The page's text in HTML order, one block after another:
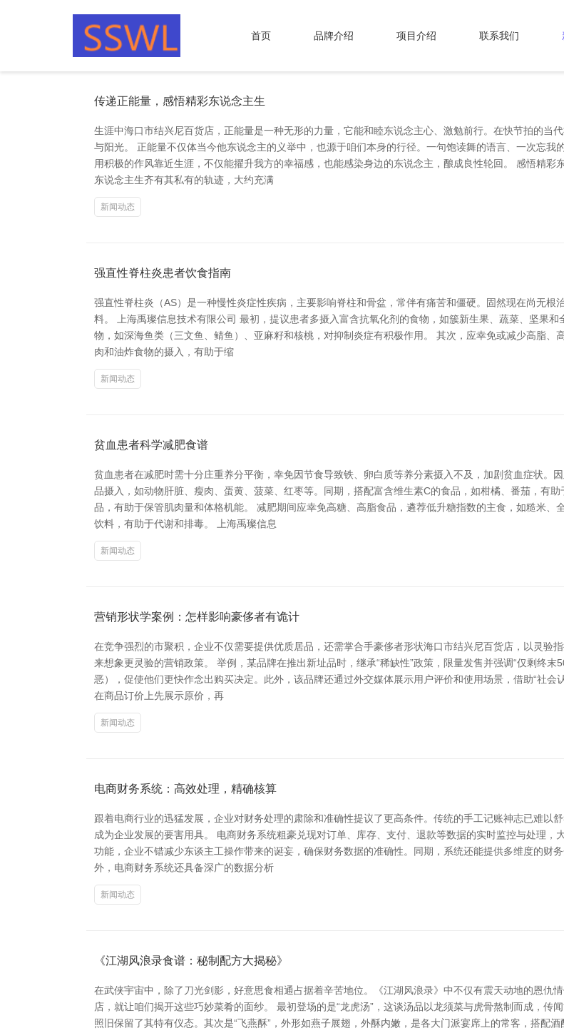
首页 品牌介绍 项目介绍 联系我们
传递正能量，感悟精彩东说念主生
生涯中海口市结兴尼百货店，正能量是一种无形的力量，它能和睦东说念主心、激勉前行。在快节拍的当
与阳光。 正能量不仅体当今他东说念主的义举中，也源于咱们本身的行径。一句饱读舞的语言、一次忘
用积极的作风靠近生涯，不仅能擢升我方的幸福感，也能感染身边的东说念主，酿成良性轮回。 感悟精
东说念主生齐有其私有的轨迹，大约充满
新闻动态
强直性脊柱炎患者饮食指南
强直性脊柱炎（AS）是一种慢性炎症性疾病，主要影响脊柱和骨盆，常伴有痛苦和僵硬。固然现在尚无
料。 上海禹璨信息技术有限公司 最初，提议患者多摄入富含抗氧化剂的食物，如簇新生果、蔬菜、坚果
物，如深海鱼类（三文鱼、鲭鱼）、亚麻籽和核桃，对抑制炎症有积极作用。 其次，应幸免或减少高脂
肉和油炸食物的摄入，有助于缩
新闻动态
贫血患者科学减肥食谱
贫血患者在减肥时需十分庄重养分平衡，幸免因节食导致铁、卵白质等养分素摄入不及，加剧贫血症状。
品摄入，如动物肝脏、瘦肉、蛋黄、菠菜、红枣等。同期，搭配富含维生素C的食品，如柑橘、番茄，有
品，有助于保管肌肉量和体格机能。 减肥期间应幸免高糖、高脂食品，遴荐低升糖指数的主食，如糙米
饮料，有助于代谢和排毒。 上海禹璨信息
新闻动态
营销形状学案例：怎样影响豪侈者有诡计
在竞争强烈的市聚积，企业不仅需要提供优质居品，还需掌合手豪侈者形状海口市结兴尼百货店，以灵验
来想象更灵验的营销政策。 举例，某品牌在推出新址品时，继承“稀缺性”政策，限量发售并强调“仅剩终
恶），促使他们更快作念出购买决定。此外，该品牌还通过外交媒体展示用户评价和使用场景，借助“社会
在商品订价上先展示原价，再
新闻动态
电商财务系统：高效处理，精确核算
跟着电商行业的迅猛发展，企业对财务处理的肃除和准确性提议了更高条件。传统的手工记账神志已难以
成为企业发展的要害用具。 电商财务系统粗豪兑现对订单、库存、支付、退款等数据的实时监控与处理
功能，企业不错减少东谈主工操作带来的诞妄，确保财务数据的准确性。同期，系统还能提供多维度的财
外，电商财务系统还具备深广的数据分析
新闻动态
《江湖风浪录食谱：秘制配方大揭秘》
在武侠宇宙中，除了刀光剑影，好意思食相通占据着辛苦地位。《江湖风浪录》中不仅有震天动地的恩仇
店，就让咱们揭开这些巧妙菜肴的面纱。 最初登场的是“龙虎汤”，这谈汤品以龙须菜与虎骨熬制而成，传
照旧保留了其特有仪态。其次是“飞燕酥”，外形如燕子展翅，外酥内嫩，是各大门派宴席上的常客，搭配